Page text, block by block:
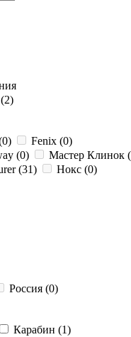
(2)
0) Fenix (0)
(0) Мастер Клинок (
(31) Нокс (0)
Россия (0)
Карабин (1)